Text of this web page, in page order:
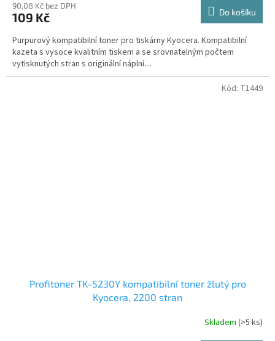
90,08 Kč bez DPH
109 Kč Do košíku
Purpurový kompatibilní toner pro tiskárny Kyocera. Kompatibilní
kazeta s vysoce kvalitním tiskem a se srovnatelným počtem
vytisknutých stran s originální náplní....
Profitoner TK-5230Y kompatibilní toner žlutý pro
Kyocera, 2200 stran
Skladem (>5 ks)
Kód: T1449